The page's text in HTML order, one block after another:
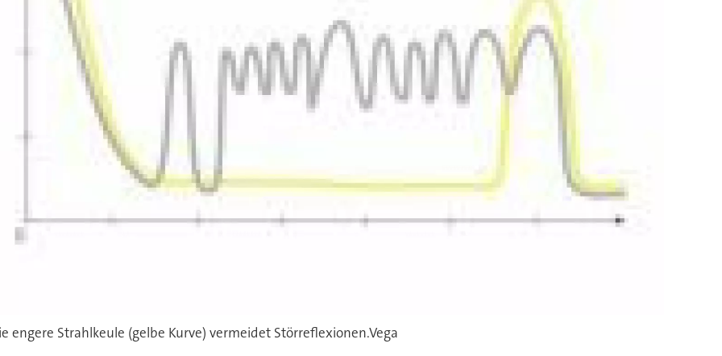
engere Strahlkeule (gelbe Kurve) vermeidet Störreflexionen.Vega